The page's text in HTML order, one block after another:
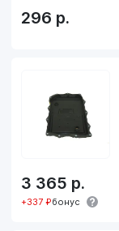
296 р.
3 365 р.
+337 ₽бонус